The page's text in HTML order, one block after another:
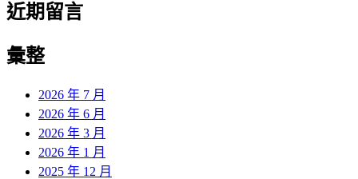
近期留言
彙整
2026 年 7 月
2026 年 6 月
2026 年 3 月
2026 年 1 月
2025 年 12 月